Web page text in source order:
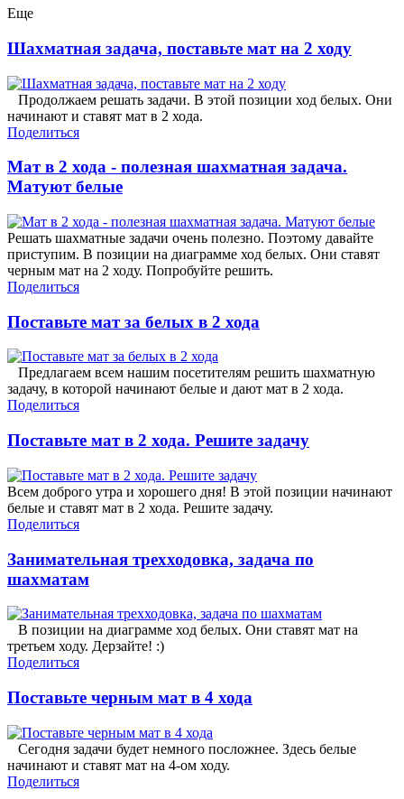
Еще
Шахматная задача, поставьте мат на 2 ходу
Продолжаем решать задачи. В этой позиции ход белых. Они
начинают и ставят мат в 2 хода.
Поделиться
Мат в 2 хода - полезная шахматная задача.
Матуют белые
Решать шахматные задачи очень полезно. Поэтому давайте
приступим. В позиции на диаграмме ход белых. Они ставят
черным мат на 2 ходу. Попробуйте решить.
Поделиться
Поставьте мат за белых в 2 хода
Предлагаем всем нашим посетителям решить шахматную
задачу, в которой начинают белые и дают мат в 2 хода.
Поделиться
Поставьте мат в 2 хода. Решите задачу
Всем доброго утра и хорошего дня! В этой позиции начинают
белые и ставят мат в 2 хода. Решите задачу.
Поделиться
Занимательная трехходовка, задача по
шахматам
В позиции на диаграмме ход белых. Они ставят мат на
третьем ходу. Дерзайте! :)
Поделиться
Поставьте черным мат в 4 хода
Сегодня задачи будет немного посложнее. Здесь белые
начинают и ставят мат на 4-ом ходу.
Поделиться